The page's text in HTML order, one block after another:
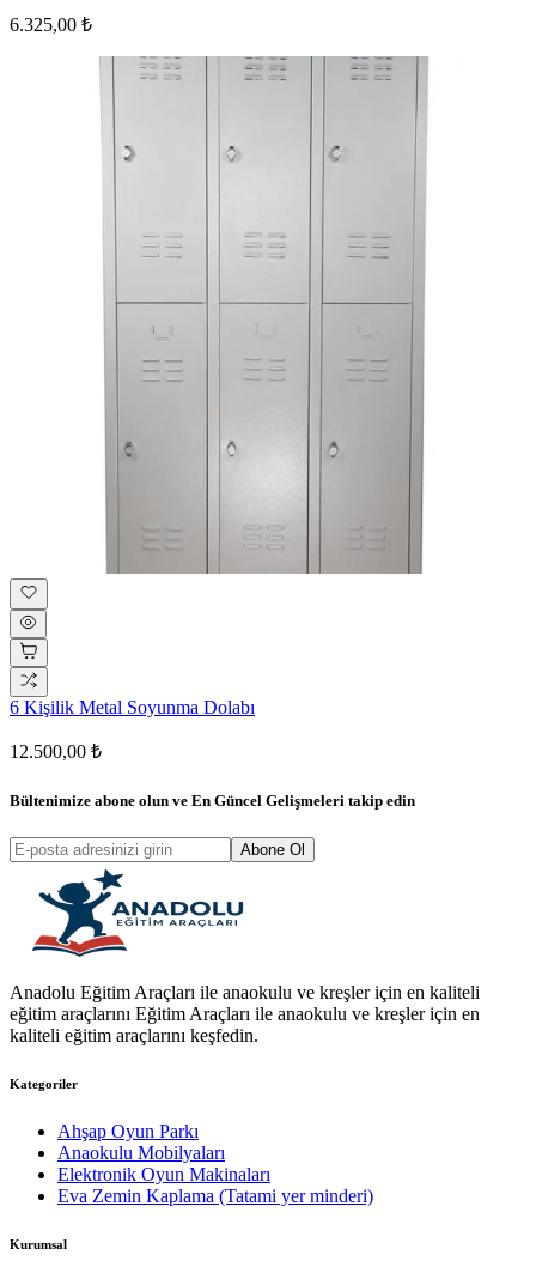
6.325,00 ₺
6 Kişilik Metal Soyunma Dolabı
12.500,00 ₺
Bültenimize abone olun ve En Güncel Gelişmeleri takip edin
Abone Ol
Anadolu Eğitim Araçları ile anaokulu ve kreşler için en kaliteli
eğitim araçlarını Eğitim Araçları ile anaokulu ve kreşler için en
kaliteli eğitim araçlarını keşfedin.
Kategoriler
Ahşap Oyun Parkı
Anaokulu Mobilyaları
Elektronik Oyun Makinaları
Eva Zemin Kaplama (Tatami yer minderi)
Kurumsal